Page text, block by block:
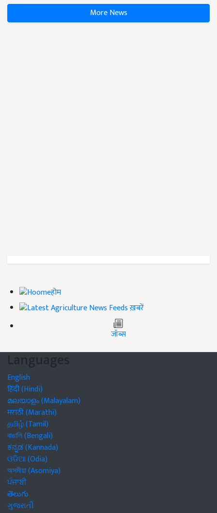
More News
होम
ख़बरें
जॉब्स
Languages
English
हिंदी (Hindi)
മലയാളം (Malayalam)
मराठी (Marathi)
தமிழ் (Tamil)
বাঙালি (Bengali)
ಕನ್ನಡ (Kannada)
ଓଡିଆ (Odia)
অসমীয়া (Asomiya)
ਪੰਜਾਬੀ
తెలుగు
ગુજરાતી